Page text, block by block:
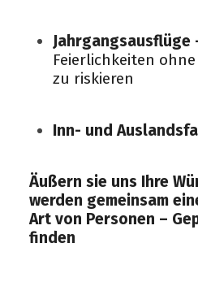
Jahrgangsausflüge
Feierlichkeiten
zu riskieren
Inn- und
Äußern sie uns Ihre
werden gemeinsam
Art von Personen –
finden